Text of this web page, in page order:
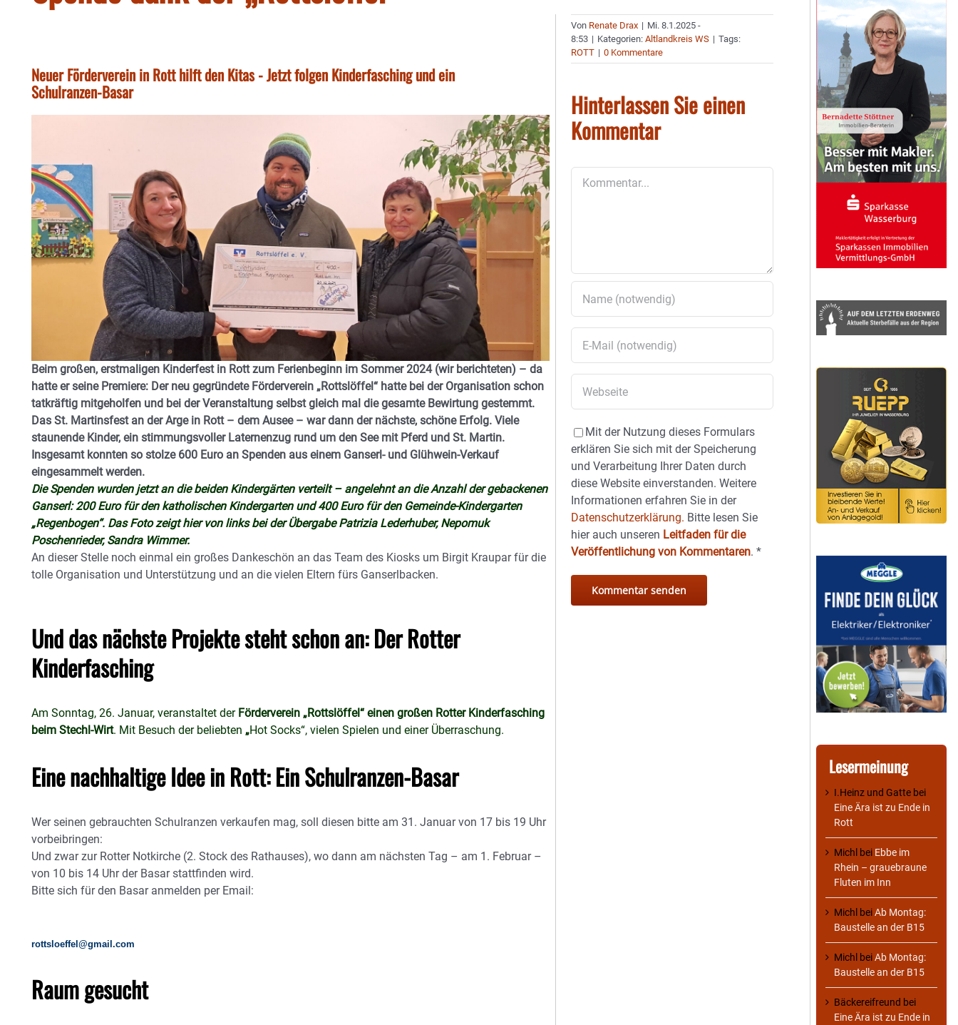
Neuer Förderverein in Rott hilft den Kitas - Jetzt folgen Kinderfasching und ein
Schulranzen-Basar
Beim großen, erstmaligen Kinderfest in Rott zum Ferienbeginn im Sommer 2024 (wir berichteten) – da
hatte er seine Premiere: Der neu gegründete Förderverein „Rottslöffel“ hatte bei der Organisation schon
tatkräftig mitgeholfen und bei der Veranstaltung selbst gleich mal die gesamte Bewirtung gestemmt.
Das St. Martinsfest an der Arge in Rott – dem Ausee – war dann der nächste, schöne Erfolg. Viele
staunende Kinder, ein stimmungsvoller Laternenzug rund um den See mit Pferd und St. Martin.
Insgesamt konnten so stolze 600 Euro an Spenden aus einem Ganserl- und Glühwein-Verkauf
eingesammelt werden.
Die Spenden wurden jetzt an die beiden Kindergärten verteilt – angelehnt an die Anzahl der gebackenen
Ganserl: 200 Euro für den katholischen Kindergarten und 400 Euro für den Gemeinde-Kindergarten
„Regenbogen“. Das Foto zeigt hier von links bei der Übergabe Patrizia Lederhuber, Nepomuk
Poschenrieder, Sandra Wimmer.
An dieser Stelle noch einmal ein großes Dankeschön an das Team des Kiosks um Birgit Kraupar für die
tolle Organisation und Unterstützung und an die vielen Eltern fürs Ganserlbacken.
Und das nächste Projekte steht schon an: Der Rotter
Kinderfasching
Am Sonntag, 26. Januar, veranstaltet der Förderverein „Rottslöffel“ einen großen Rotter Kinderfasching
beim Stechl-Wirt. Mit Besuch der beliebten „Hot Socks“, vielen Spielen und einer Überraschung.
Eine nachhaltige Idee in Rott: Ein Schulranzen-Basar
Wer seinen gebrauchten Schulranzen verkaufen mag, soll diesen bitte am 31. Januar von 17 bis 19 Uhr
vorbeibringen:
Und zwar zur Rotter Notkirche (2. Stock des Rathauses), wo dann am nächsten Tag – am 1. Februar –
von 10 bis 14 Uhr der Basar stattfinden wird.
Bitte sich für den Basar anmelden per Email:
rottsloeffel@gmail.com
Raum gesucht
Von Renate Drax | Mi. 8.1.2025 -
8:53 | Kategorien:Altlandkreis WS | Tags:
ROTT | 0 Kommentare
Hinterlassen Sie einen
Kommentar
Mit der Nutzung dieses Formulars
erklären Sie sich mit der Speicherung
und Verarbeitung Ihrer Daten durch
diese Website einverstanden. Weitere
Informationen erfahren Sie in der
Datenschutzerklärung. Bitte lesen Sie
hier auch unseren Leitfaden für die
Veröffentlichung von Kommentaren.*
Lesermeinung
I.Heinz und Gatte bei
Eine Ära ist zu Ende in
Rott
Michl bei Ebbe im
Rhein – grauebraune
Fluten im Inn
Michl beiAb Montag:
Baustelle an der B15
Michl beiAb Montag:
Baustelle an der B15
Bäckereifreund bei
Eine Ära ist zu Ende in